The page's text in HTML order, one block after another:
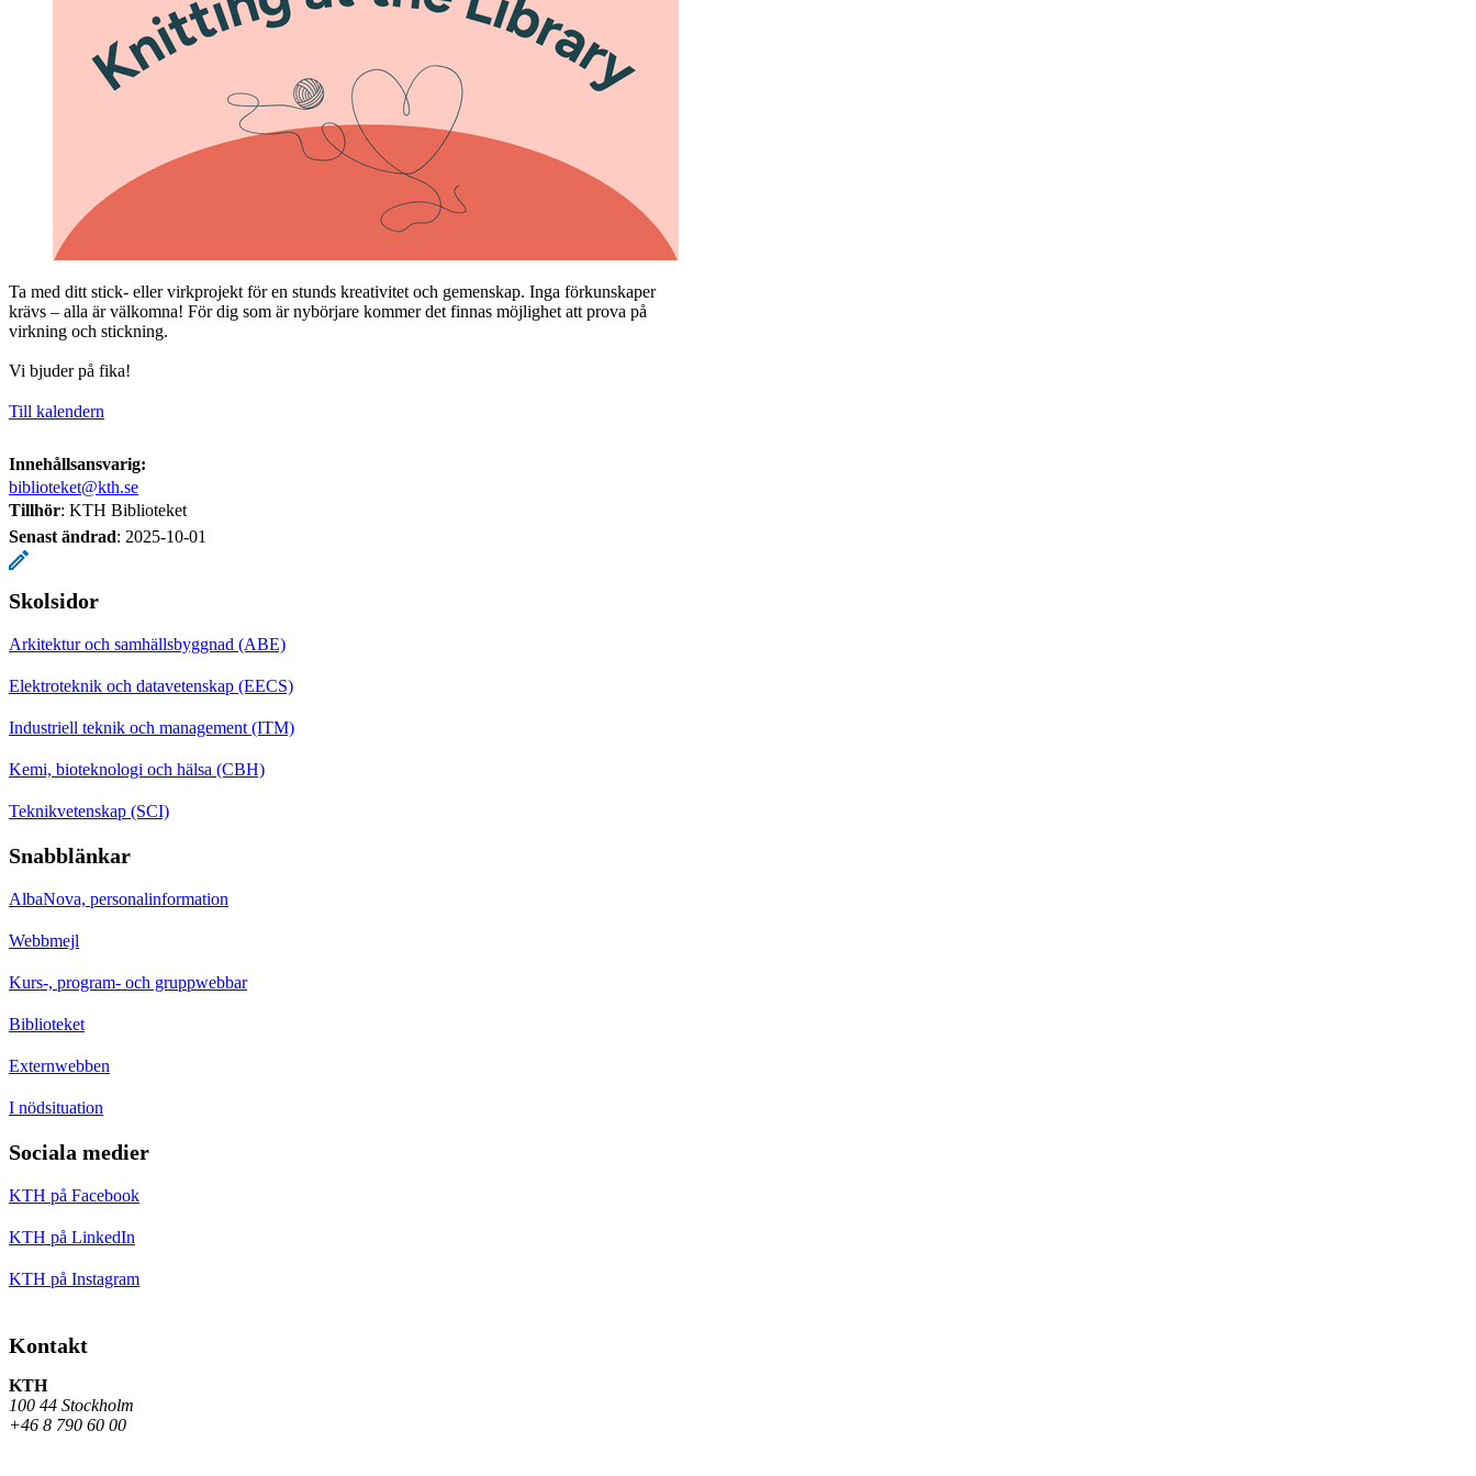
Ta med ditt stick- eller virkprojekt för en stunds kreativitet och gemenskap. Inga förkunskaper
krävs – alla är välkomna! För dig som är nybörjare kommer det finnas möjlighet att prova på
virkning och stickning.
Vi bjuder på fika!
Till kalendern
Innehållsansvarig:
biblioteket@kth.se
Tillhör: KTH Biblioteket
Senast ändrad: 2025-10-01
Skolsidor
Arkitektur och samhällsbyggnad (ABE)
Elektroteknik och datavetenskap (EECS)
Industriell teknik och management (ITM)
Kemi, bioteknologi och hälsa (CBH)
Teknikvetenskap (SCI)
Snabblänkar
AlbaNova, personalinformation
Webbmejl
Kurs-, program- och gruppwebbar
Biblioteket
Externwebben
I nödsituation
Sociala medier
KTH på Facebook
KTH på LinkedIn
KTH på Instagram
Kontakt
KTH
100 44 Stockholm
+46 8 790 60 00